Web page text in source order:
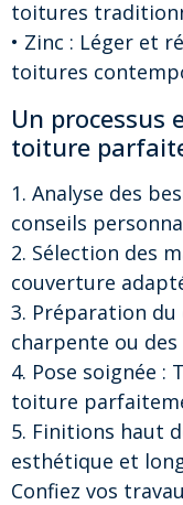
toitures
• Zinc : Léger et
toitures
Un processus
toiture
1. Analyse des
conseils
2. Sélection des
couverture
3. Préparation
charpente ou
4. Pose soignée
toiture
5. Finitions haut
esthétique et
Confiez vos